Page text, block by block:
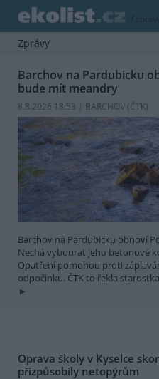
/
Zprávy
Barchov na Pardubicku
bude mít meandry
8.8.2026 18:53 | BARCHOV (ČTK)
Barchov na Pardubicku obnoví
Nechá vybourat jeho betonové
Opatření pomohou proti
odpočinku. ČTK to řekla
Oprava školy v Kyselce
přizpůsobily netopýrům